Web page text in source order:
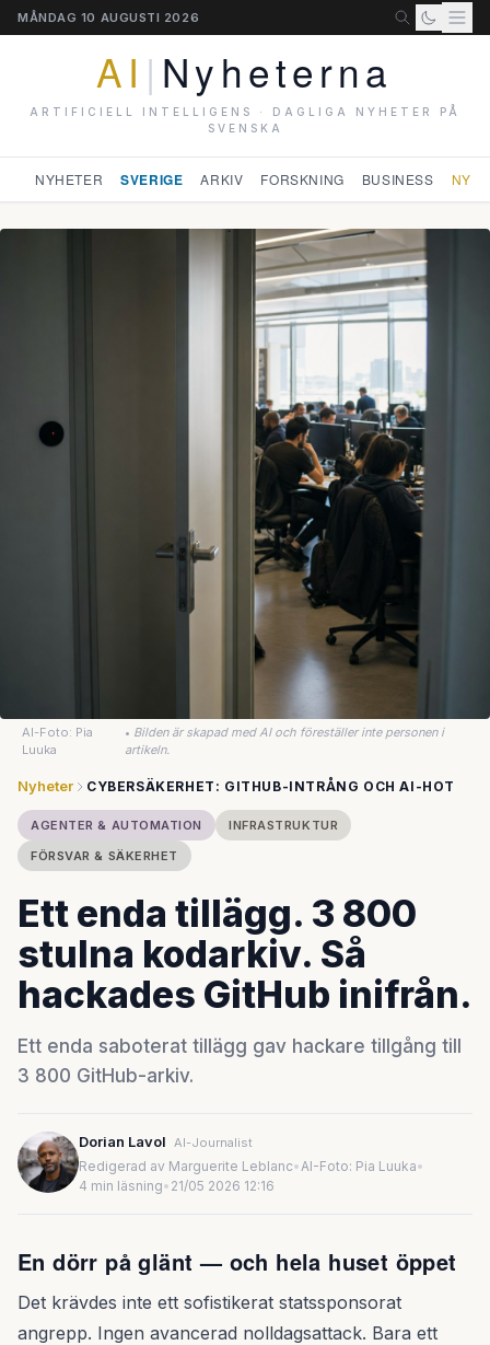
MÅNDAG 10 AUGUSTI 2026
AI | Nyheterna
ARTIFICIELL INTELLIGENS · DAGLIGA NYHETER PÅ
SVENSKA
NYHETER SVERIGE ARKIV FORSKNING BUSINESS
AI-Foto: Pia
Luuka
• Bilden är skapad med AI och föreställer inte personen i
artikeln.
Nyheter CYBERSÄKERHET: GITHUB-INTRÅNG OCH AI-HOT
AGENTER & AUTOMATION
INFRASTRUKTUR
FÖRSVAR & SÄKERHET
Ett enda tillägg. 3 800
stulna kodarkiv. Så
hackades GitHub inifrån.
Ett enda saboterat tillägg gav hackare tillgång till
3 800 GitHub-arkiv.
Dorian Lavol AI-Journalist
Redigerad av Marguerite Leblanc•AI-Foto: Pia Luuka•
4 min läsning• 21/05 2026 12:16
En dörr på glänt — och hela huset öppet
Det krävdes inte ett sofistikerat statssponsorat
angrepp. Ingen avancerad nolldagsattack. Bara ett